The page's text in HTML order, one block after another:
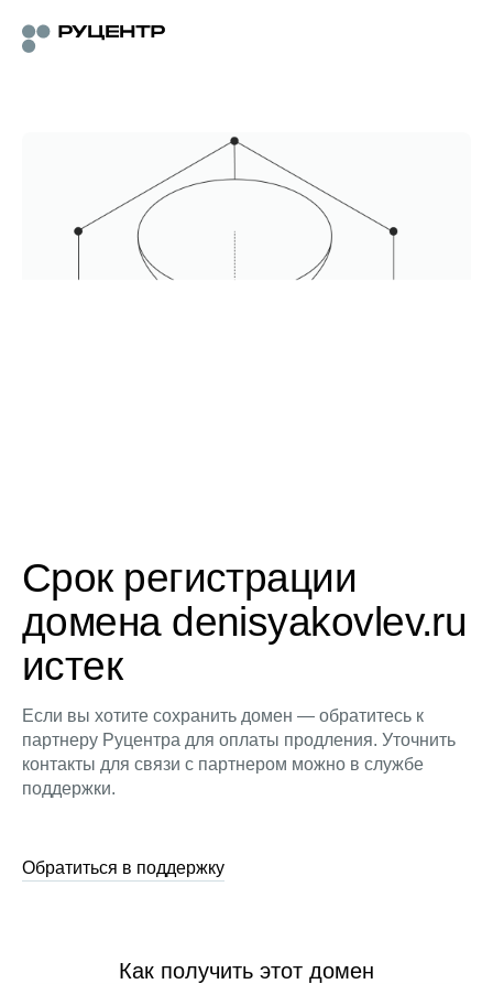
Срок регистрации
домена denisyakovlev.ru
истек
Если вы хотите сохранить домен — обратитесь к
партнеру Руцентра для оплаты продления. Уточнить
контакты для связи с партнером можно в службе
поддержки.
Обратиться в поддержку
Как получить этот домен